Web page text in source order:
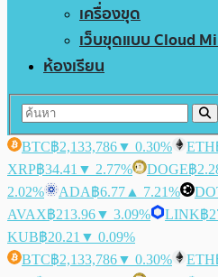
เครื่องขุด
เว็บขุดแบบ Cloud
ห้องเรียน
BTC฿2,133,786▼ 0.30% ETH
XRP฿34.41 ▼ 2.77% DOGE฿
2.02%
ADA฿6.77 ▲ 7.21%
AVAX฿213.96▼ 3.09% LINK฿
KUB฿20.21 ▼ 0.09%
BTC฿2,133,786▼ 0.30% ETH